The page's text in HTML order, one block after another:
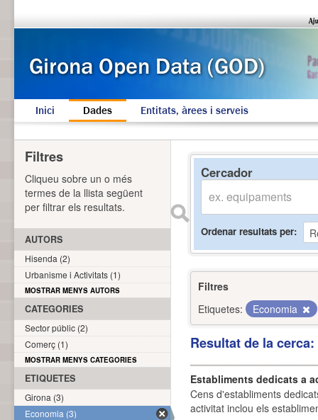
Inici Dades Entitats, àrees i serveis
Cercador
Ordenar resultats per
Filtres
Etiquetes:
Economia
Resultat de la
Establiments dedicats a
Cens d'establiments
activitat inclou els
Filtres
Cliqueu sobre un o més
termes de la llista següent
per filtrar els resultats.
AUTORS
Hisenda (2)
Urbanisme i Activitats (1)
MOSTRAR MENYS AUTORS
CATEGORIES
Sector públic (2)
Comerç (1)
MOSTRAR MENYS CATEGORIES
ETIQUETES
Girona (3)
Economia (3)